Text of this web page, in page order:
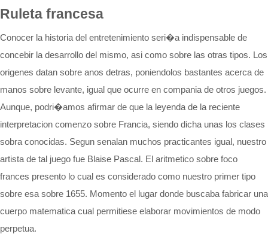
Ruleta francesa
Conocer la historia del entretenimiento seri�a indispensable de
concebir la desarrollo del mismo, asi como sobre las otras tipos. Los
origenes datan sobre anos detras, poniendolos bastantes acerca de
manos sobre levante, igual que ocurre en compania de otros juegos.
Aunque, podri�amos afirmar de que la leyenda de la reciente
interpretacion comenzo sobre Francia, siendo dicha unas los clases
sobra conocidas. Segun senalan muchos practicantes igual, nuestro
artista de tal juego fue Blaise Pascal. El aritmetico sobre foco
frances presento lo cual es considerado como nuestro primer tipo
sobre esa sobre 1655. Momento el lugar donde buscaba fabricar una
cuerpo matematica cual permitiese elaborar movimientos de modo
perpetua.